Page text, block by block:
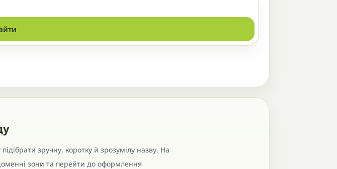
зручну, коротку й зрозумілу назву. На
зони та перейти до оформлення